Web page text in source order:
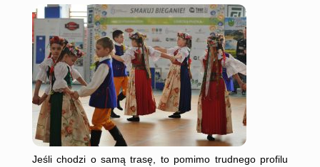
Jeśli chodzi o samą trasę, to pomimo trudnego profilu